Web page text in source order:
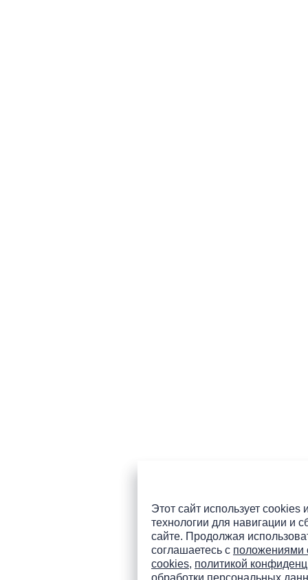
Этот сайт использует cookies
технологии для навигации и
сайте. Продолжая
соглашаетесь с положениями
cookies, политикой
обработки персональных